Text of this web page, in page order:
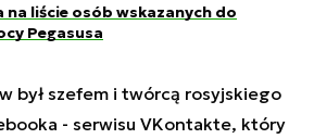
na liście osób wskazanych do
Pegasusa
był szefem i twórcą rosyjskiego
- serwisu VKontakte, który